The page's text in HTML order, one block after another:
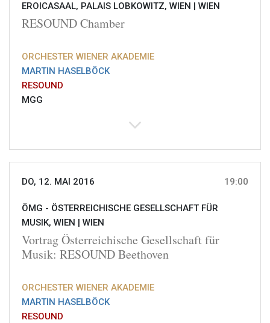
EROICASAAL, PALAIS LOBKOWITZ, WIEN | WIEN
RESOUND Chamber
ORCHESTER WIENER AKADEMIE
MARTIN HASELBÖCK
RESOUND
MGG
DO, 12. MAI 2016 19:00
ÖMG - ÖSTERREICHISCHE GESELLSCHAFT FÜR
MUSIK, WIEN | WIEN
Vortrag Österreichische Gesellschaft für
Musik: RESOUND Beethoven
ORCHESTER WIENER AKADEMIE
MARTIN HASELBÖCK
RESOUND